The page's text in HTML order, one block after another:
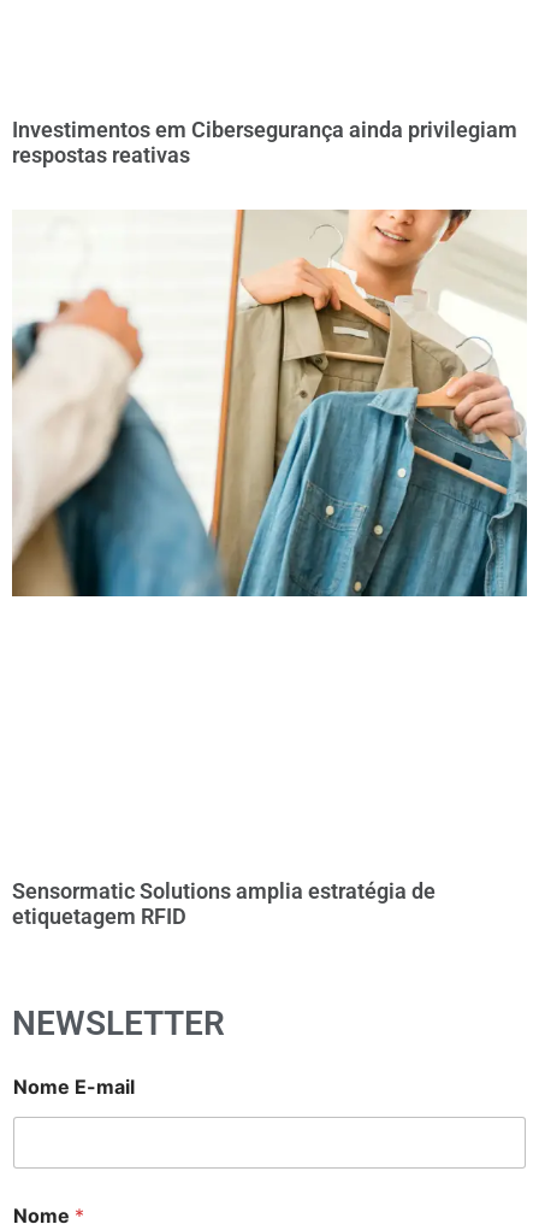
Investimentos em Cibersegurança ainda privilegiam
respostas reativas
Sensormatic Solutions amplia estratégia de
etiquetagem RFID
NEWSLETTER
Nome E-mail
Nome *